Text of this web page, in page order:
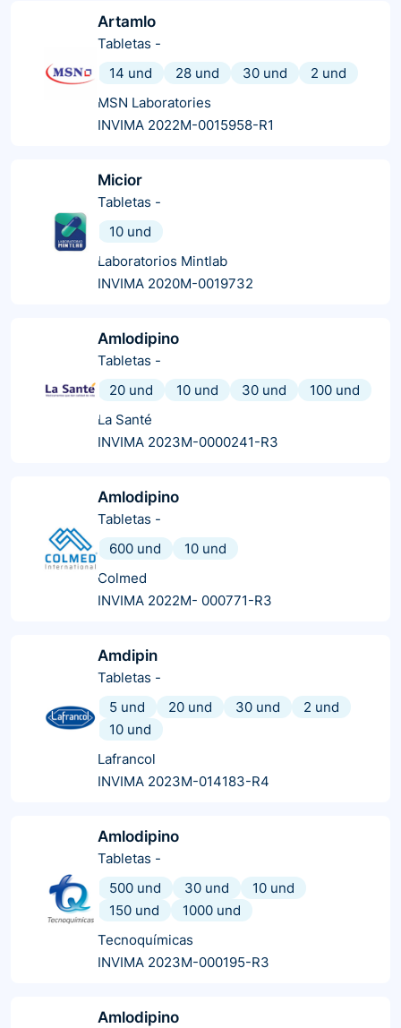
Artamlo
Tabletas -
14 und
28 und 30 und
2 und
MSN Laboratories
INVIMA 2022M-0015958-R1
Micior
Tabletas -
10 und
Laboratorios Mintlab
INVIMA 2020M-0019732
Amlodipino
Tabletas -
20 und
10 und 30 und
100 und
La Santé
INVIMA 2023M-0000241-R3
Amlodipino
Tabletas -
600 und
10 und
Colmed
INVIMA 2022M- 000771-R3
Amdipin
Tabletas -
5 und
20 und 30 und
2 und
10 und
Lafrancol
INVIMA 2023M-014183-R4
Amlodipino
Tabletas -
500 und
30 und
10 und
150 und
1000 und
Tecnoquímicas
INVIMA 2023M-000195-R3
Amlodipino